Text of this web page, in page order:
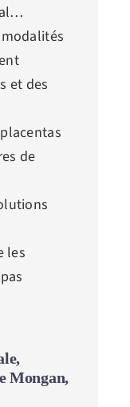
et des
de
les
Mongan,